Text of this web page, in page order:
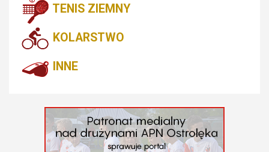
TENIS ZIEMNY
KOLARSTWO
INNE